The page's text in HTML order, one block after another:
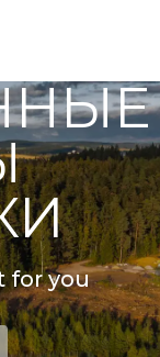
for you